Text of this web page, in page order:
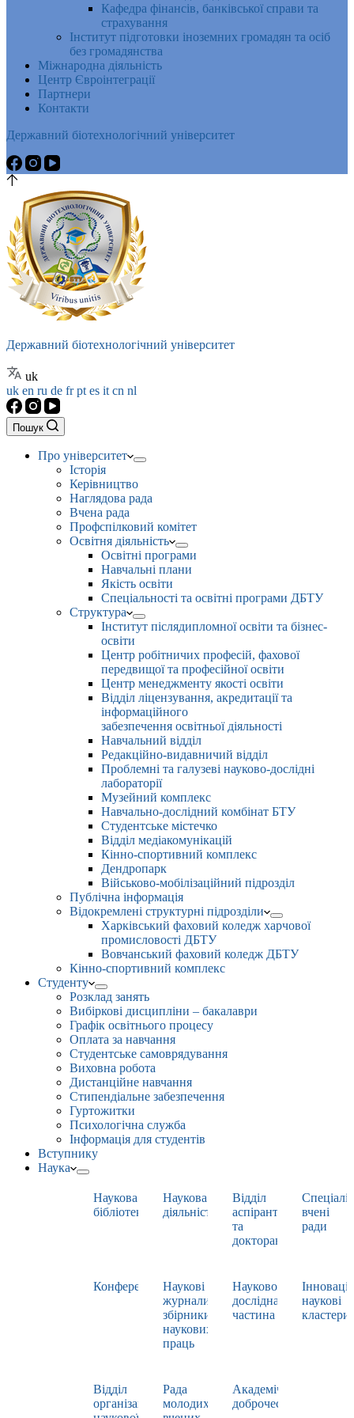
Кафедра фінансів, банківської справи та
страхування
Інститут підготовки іноземних громадян та осіб
без громадянства
Міжнародна діяльність
Центр Євроінтеграції
Партнери
Контакти
Державний біотехнологічний університет
Державний біотехнологічний університет
uk
uk en ru de frpt es it cn nl
Пошук
Про університет
Історія
Керівництво
Наглядова рада
Вчена рада
Профспілковий комітет
Освітня діяльність
Освітні програми
Навчальні плани
Якість освіти
Спеціальності та освітні програми ДБТУ
Структура
Інститут післядипломної освіти та бізнес-
освіти
Центр робітничих професій, фахової
передвищої та професійної освіти
Центр менеджменту якості освіти
Відділ ліцензування, акредитації та
інформаційного
забезпечення освітньої діяльності
Навчальний відділ
Редакційно-видавничий відділ
Проблемні та галузеві науково-дослідні
лабораторії
Музейний комплекс
Навчально-дослідний комбінат БТУ
Студентське містечко
Відділ медіакомунікацій
Кінно-спортивний комплекс
Дендропарк
Військово-мобілізаційний підрозділ
Публічна інформація
Відокремлені структурні підрозділи
Харківський фаховий коледж харчової
промисловості ДБТУ
Вовчанський фаховий коледж ДБТУ
Кінно-спортивний комплекс
Студенту
Розклад занять
Вибіркові дисципліни – бакалаври
Графік освітнього процесу
Оплата за навчання
Студентське самоврядування
Виховна робота
Дистанційне навчання
Стипендіальне забезпечення
Гуртожитки
Психологічна служба
Інформація для студентів
Вступнику
Наука
Наукова
бібліотека
Наукова
діяльність
Відділ
аспірантури
та
докторантури
вчені
ради
Конференції
Наукові
журнали,
збірники
наукових
праць
Науково-
дослідна
частина
наукові
кластери
Відділ
організації
Рада
молодих
Академічна
доброчесність